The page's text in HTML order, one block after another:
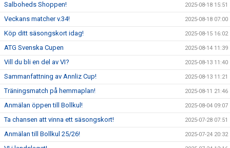
Salboheds Shoppen! 2025-08-18 15:51
Veckans matcher v.34! 2025-08-18 07:00
Köp ditt säsongskort idag! 2025-08-15 16:02
ATG Svenska Cupen 2025-08-14 11:39
Vill du bli en del av VI? 2025-08-13 11:40
Sammanfattning av Annliz Cup! 2025-08-13 11:21
Träningsmatch på hemmaplan! 2025-08-11 21:46
Anmälan öppen till Bollkul! 2025-08-04 09:07
Ta chansen att vinna ett säsongskort! 2025-07-28 07:51
Anmälan till Bollkul 25/26! 2025-07-24 20:32